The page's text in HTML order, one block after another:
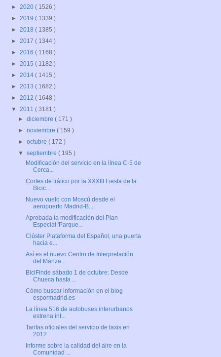
► 2020 ( 1526 )
► 2019 ( 1339 )
► 2018 ( 1385 )
► 2017 ( 1344 )
► 2016 ( 1168 )
► 2015 ( 1182 )
► 2014 ( 1415 )
► 2013 ( 1682 )
► 2012 ( 1648 )
▼ 2011 ( 3181 )
►diciembre( 171 )
►noviembre( 159 )
►octubre( 172 )
▼septiembre( 195 )
Modificación del servicio en la línea C-5 de
Cerca...
Cortes de tráfico por la XXXIII Fiesta de la
Bicic...
Nuevo vuelo con Moscú desde el
aeropuerto Madrid-B...
Aprobada la modificación del Plan
Especial 'Parque...
Clúster Plataforma del Español, una puerta
hacia e...
Así es el nuevo Centro de Interpretación
del Manza...
BiciFinde sábado 1 de octubre: Desde
Chueca hasta ...
Cómo buscar información en el blog
espormadrid.es
La línea 516 de autobuses interurbanos
estrena int...
Tarifas oficiales del servicio de taxis en
2012
Informe sobre la calidad del aire en la
Comunidad ...